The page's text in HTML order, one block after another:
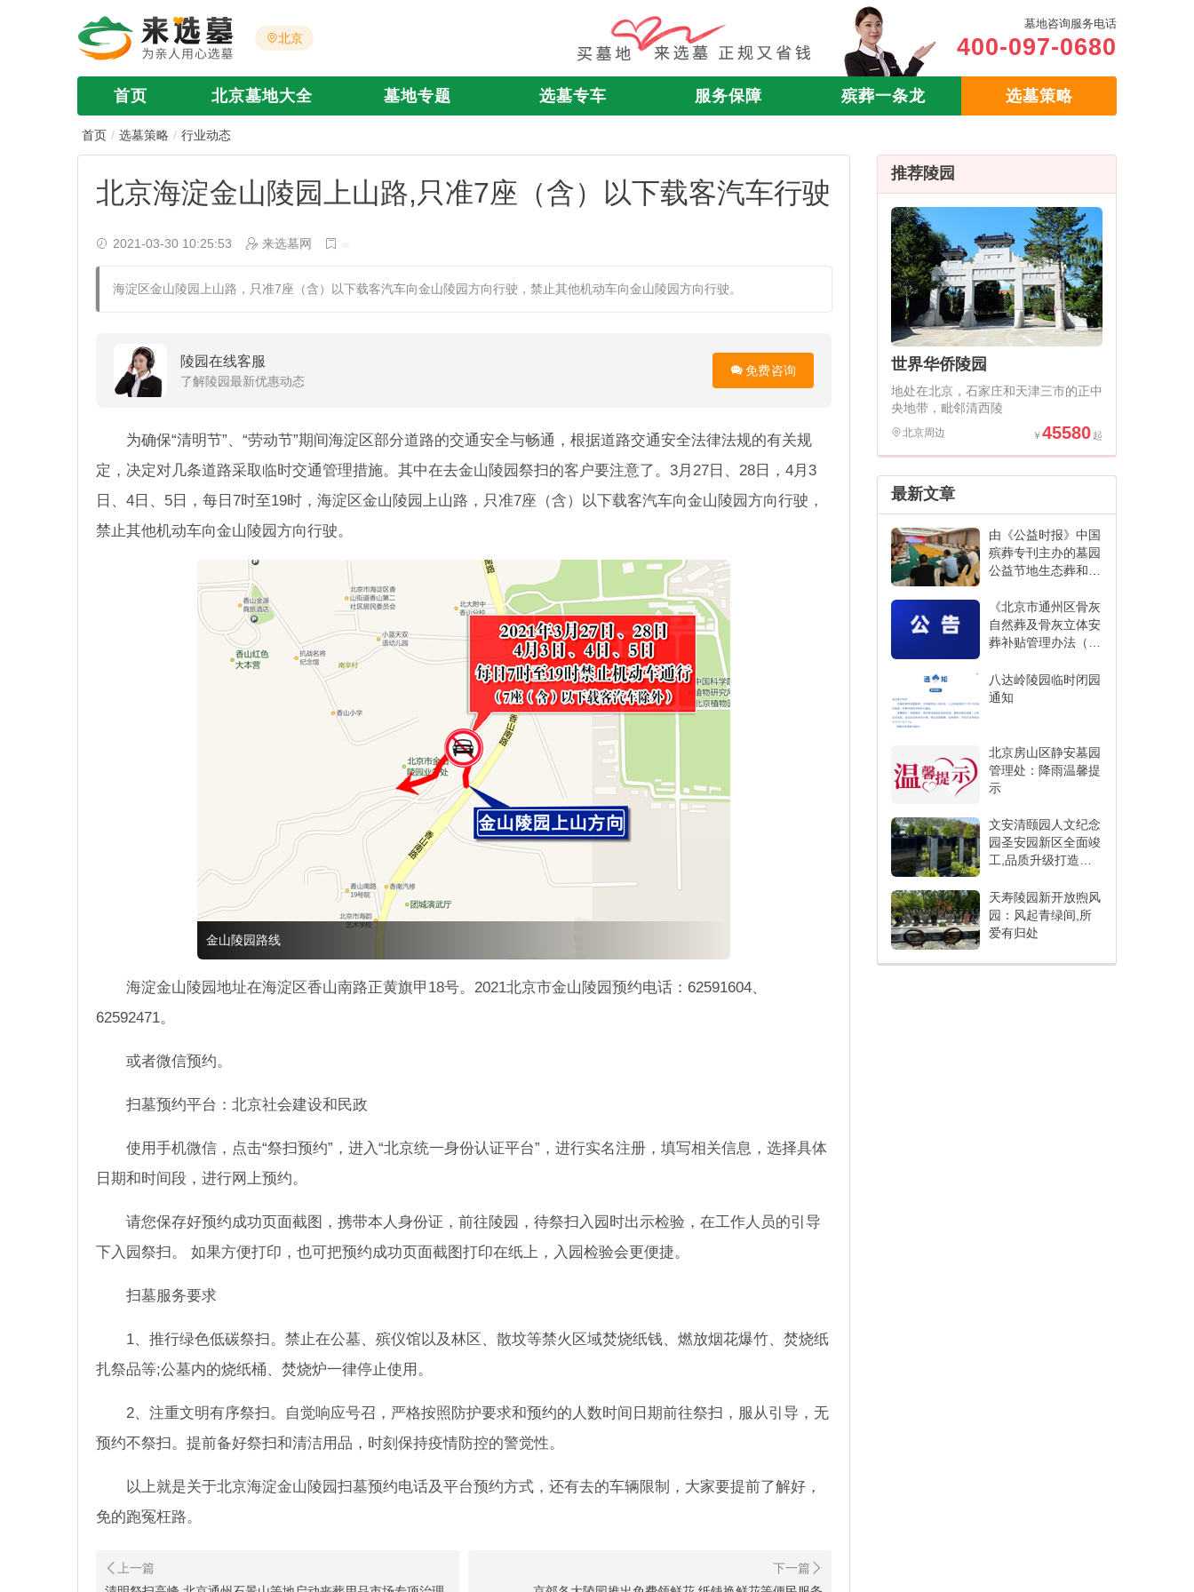
北京
墓地咨询服务电话
400-097-0680
首页 北京墓地大全 墓地专题 选墓专车 服务保障 殡葬一条龙 选墓策略
首页 选墓策略 行业动态
北京海淀金山陵园上山路,只准7座（含）以下载客汽车行驶
2021-03-30 10:25:53 来选墓网
海淀区金山陵园上山路，只准7座（含）以下载客汽车向金山陵园方向行驶，禁止其他机动车向金山陵园方向行驶。
陵园在线客服
了解陵园最新优惠动态
免费咨询
为确保“清明节”、“劳动节”期间海淀区部分道路的交通安全与畅通，根据道路交通安全法律法规的有关规
定，决定对几条道路采取临时交通管理措施。其中在去金山陵园祭扫的客户要注意了。3月27日、28日，4月3
日、4日、5日，每日7时至19时，海淀区金山陵园上山路，只准7座（含）以下载客汽车向金山陵园方向行驶，
禁止其他机动车向金山陵园方向行驶。
金山陵园路线
海淀金山陵园地址在海淀区香山南路正黄旗甲18号。2021北京市金山陵园预约电话：62591604、
62592471。
或者微信预约。
扫墓预约平台：北京社会建设和民政
使用手机微信，点击“祭扫预约”，进入“北京统一身份认证平台”，进行实名注册，填写相关信息，选择具体
日期和时间段，进行网上预约。
请您保存好预约成功页面截图，携带本人身份证，前往陵园，待祭扫入园时出示检验，在工作人员的引导
下入园祭扫。 如果方便打印，也可把预约成功页面截图打印在纸上，入园检验会更便捷。
扫墓服务要求
1、推行绿色低碳祭扫。禁止在公墓、殡仪馆以及林区、散坟等禁火区域焚烧纸钱、燃放烟花爆竹、焚烧纸
扎祭品等;公墓内的烧纸桶、焚烧炉一律停止使用。
2、注重文明有序祭扫。自觉响应号召，严格按照防护要求和预约的人数时间日期前往祭扫，服从引导，无
预约不祭扫。提前备好祭扫和清洁用品，时刻保持疫情防控的警觉性。
以上就是关于北京海淀金山陵园扫墓预约电话及平台预约方式，还有去的车辆限制，大家要提前了解好，
免的跑冤枉路。
推荐陵园
世界华侨陵园
地处在北京，石家庄和天津三市的正中
央地带，毗邻清西陵
北京周边 45580
最新文章
由《公益时报》中国
殡葬专刊主办的墓园
公益节地生态葬和创
在江苏省宜兴市举办
《北京市通州区骨灰
自然葬及骨灰立体安
葬补贴管理办法（征
八达岭陵园临时闭园
通知
北京房山区静安墓园
管理处：降雨温馨提
示
文安清颐园人文纪念
园圣安园新区全面竣
工,品质升级打造人
天寿陵园新开放煦风
园：风起青绿间,所
爱有归处